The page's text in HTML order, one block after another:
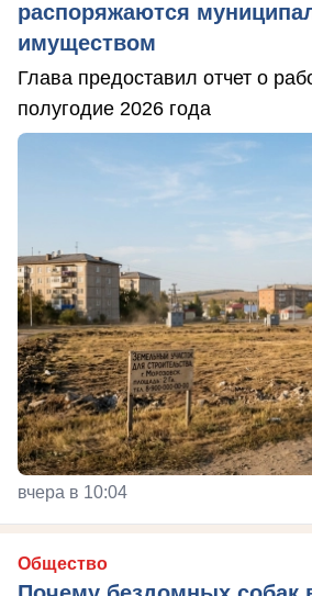
распоряжаются
имуществом
Глава предоставил отчет о
полугодие 2026 года
вчера в 10:04
Общество